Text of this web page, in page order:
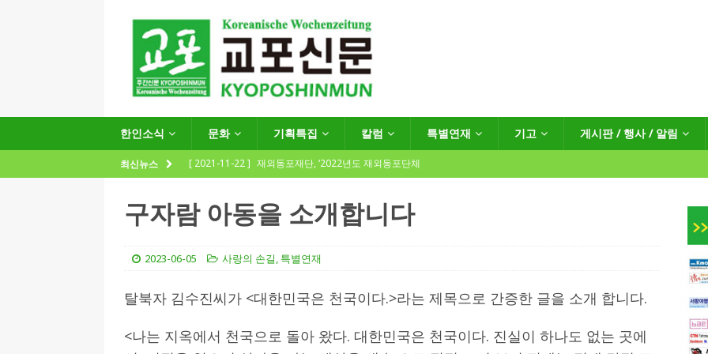
한인소식 문화 기획특집 칼럼 특별연재 기고 게시판 / 행사 / 알림
최신뉴스 [ 2021-11-22 ] 재외동포재단, ‘2022년도 재외동포단체
[ 2021-09-24 ] 함부르크한인회
(12.14일 기준)
게시판 / 행사 / 알림
[ 2026-07-27 ]
KIST 유럽연구소 30돌…“한-EU 협력 ‘가교’ 넘어 혁신 거점으로” 한인소식
구자람 아동을 소개합니다
2023-06-05 사랑의 손길, 특별연재
탈북자 김수진씨가 <대한민국은 천국이다.>라는 제목으로 간증한 글을 소개 합니다.
<나는 지옥에서 천국으로 돌아 왔다. 대한민국은 천국이다. 진실이 하나도 없는 곳에